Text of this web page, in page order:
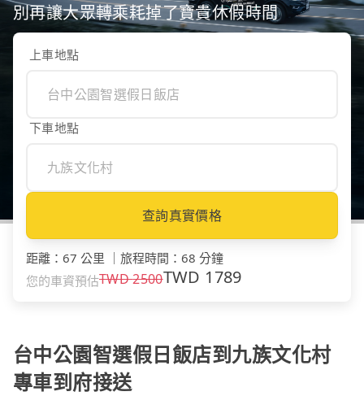
別再讓大眾轉乘耗掉了寶貴休假時間
上車地點
下車地點
查詢真實價格
距離 ： 67 公里 旅程時間 ： 68 分鐘
您的車資預估TWD2500TWD 1789
台中公園智選假日飯店到九族文化村
專車到府接送